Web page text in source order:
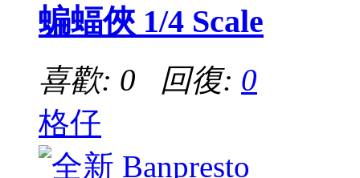
蝙蝠俠 1/4 Scale
喜歡: 0 回復: 0
格仔